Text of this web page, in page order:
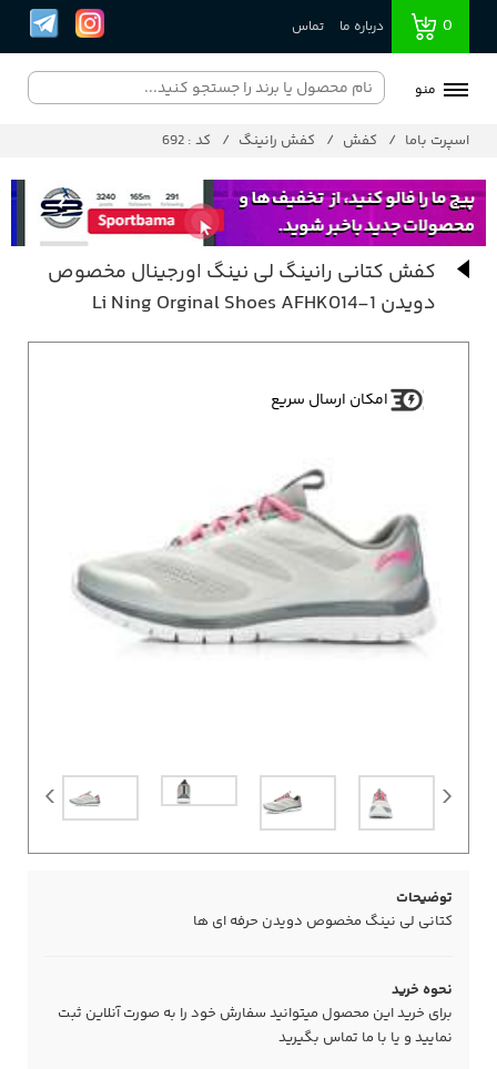
0 درباره ما تماس
منو
اسپرت باما کفش کفش رانینگ کد : 692
کفش کتانی رانینگ لی نینگ اورجینال مخصوص
دویدن Li Ning Orginal Shoes AFHK014-1
امکان ارسال سریع
توضیحات
کتانی لی نینگ مخصوص دویدن حرفه ای ها
نحوه خرید
برای خرید این محصول میتوانید سفارش خود را به صورت آنلاین ثبت
نمایید و یا با ما تماس بگیرید